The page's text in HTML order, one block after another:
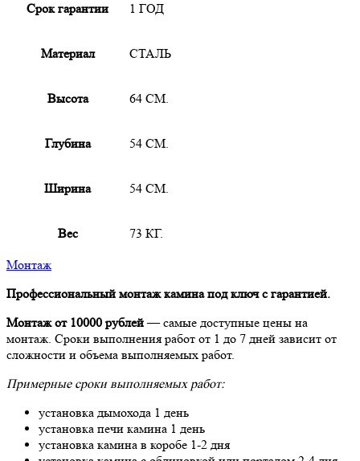
Срок гарантии 1 ГОД
Материал СТАЛЬ
Высота 64 СМ.
Глубина 54 СМ.
Ширина 54 СМ.
Вес 73 КГ.
Монтаж
Профессиональный монтаж камина под ключ с гарантией.
Монтаж от 10000 рублей— самые доступные цены на
монтаж. Сроки выполнения работ от 1 до 7 дней зависит от
сложности и объема выполняемых работ.
Примерные сроки выполняемых работ:
установка дымохода 1 день
установка печи камина 1 день
установка камина в коробе 1-2 дня